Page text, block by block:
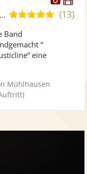
5,0(13)
Band, Tanz-/Hochzeitsband • Live-Musiker
Band
“
eine
Mühlhausen